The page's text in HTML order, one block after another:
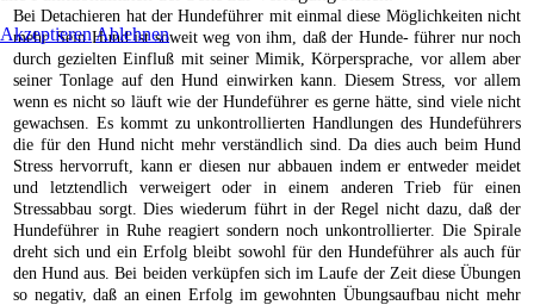
Bei Detachieren hat der Hundeführer mit einmal diese Möglichkeiten nicht
mehr. Sein Hund ist soweit weg von ihm, daß der Hunde- führer nur noch
durch gezielten Einfluß mit seiner Mimik, Körpersprache, vor allem aber
seiner Tonlage auf den Hund einwirken kann. Diesem Stress, vor allem
wenn es nicht so läuft wie der Hundeführer es gerne hätte, sind viele nicht
gewachsen. Es kommt zu unkontrollierten Handlungen des Hundeführers
die für den Hund nicht mehr verständlich sind. Da dies auch beim Hund
Stress hervorruft, kann er diesen nur abbauen indem er entweder meidet
und letztendlich verweigert oder in einem anderen Trieb für einen
Stressabbau sorgt. Dies wiederum führt in der Regel nicht dazu, daß der
Hundeführer in Ruhe reagiert sondern noch unkontrollierter. Die Spirale
dreht sich und ein Erfolg bleibt sowohl für den Hundeführer als auch für
den Hund aus. Bei beiden verküpfen sich im Laufe der Zeit diese Übungen
so negativ, daß an einen Erfolg im gewohnten Übungsaufbau nicht mehr
Akzeptieren Ablehnen